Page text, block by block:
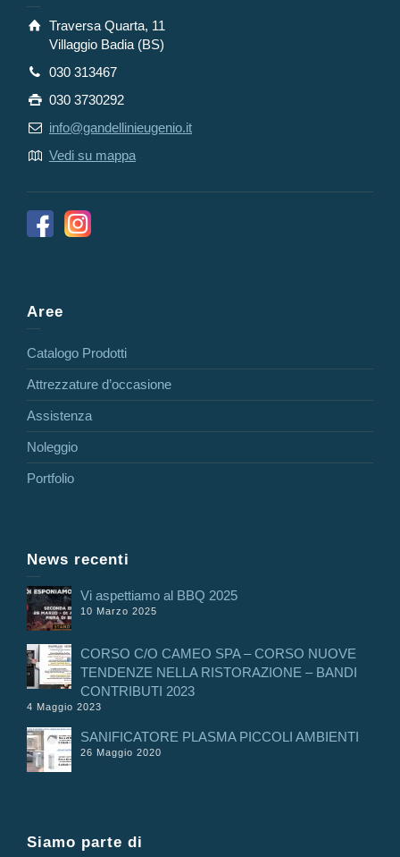
Traversa Quarta, 11
Villaggio Badia (BS)
030 313467
030 3730292
info@gandellinieugenio.it
Vedi su mappa
Aree
Catalogo Prodotti
Attrezzature d’occasione
Assistenza
Noleggio
Portfolio
News recenti
Vi aspettiamo al BBQ 2025
10 Marzo 2025
CORSO C/O CAMEO SPA – CORSO NUOVE
TENDENZE NELLA RISTORAZIONE – BANDI
CONTRIBUTI 2023
4 Maggio 2023
SANIFICATORE PLASMA PICCOLI AMBIENTI
26 Maggio 2020
Siamo parte di